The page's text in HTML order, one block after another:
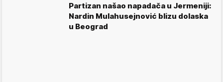
Partizan našao napadača u Jermeniji:
Nardin Mulahusejnović blizu dolaska
u Beograd